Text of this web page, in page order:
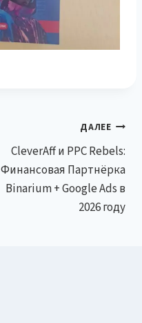
ДАЛЕЕ
CleverAff и PPC Rebels:
Финансовая Партнёрка
Binarium + Google Ads в
2026 году